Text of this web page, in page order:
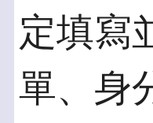
定填寫
單、身